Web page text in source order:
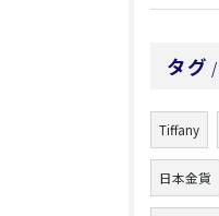
タグ
Tiffany
日本金貨